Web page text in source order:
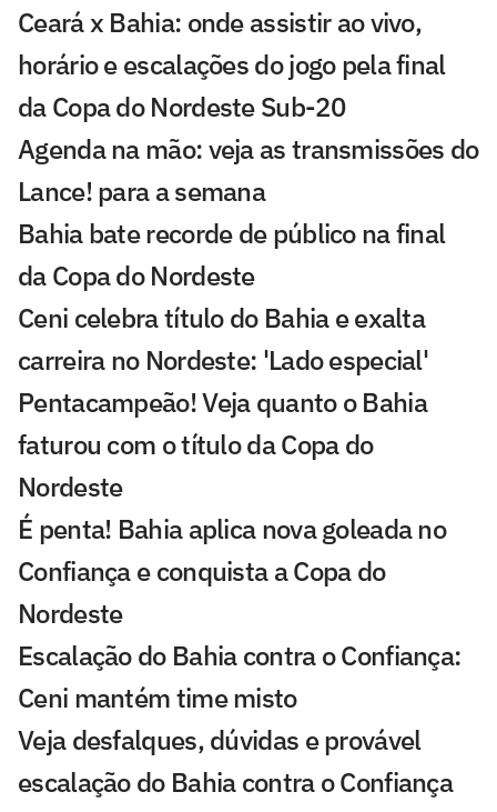
Ceará x Bahia: onde assistir ao vivo,
horário e escalações do jogo pela final
da Copa do Nordeste Sub-20
Agenda na mão: veja as transmissões do
Lance! para a semana
Bahia bate recorde de público na final
da Copa do Nordeste
Ceni celebra título do Bahia e exalta
carreira no Nordeste: 'Lado especial'
Pentacampeão! Veja quanto o Bahia
faturou com o título da Copa do
Nordeste
É penta! Bahia aplica nova goleada no
Confiança e conquista a Copa do
Nordeste
Escalação do Bahia contra o Confiança:
Ceni mantém time misto
Veja desfalques, dúvidas e provável
escalação do Bahia contra o Confiança